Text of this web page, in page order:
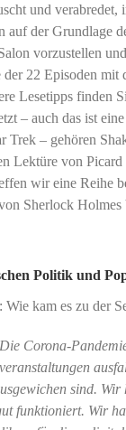
und verabredet,
auf der Grundlage
vorzustellen
22 Episoden mit
Lesetipps finden
– auch das ist
Trek – gehören
Lektüre von
wir eine Reihe
Sherlock Holmes
Politik und
Wie kam es zu der
Die Corona-
sind. Wir
funktioniert. Wir